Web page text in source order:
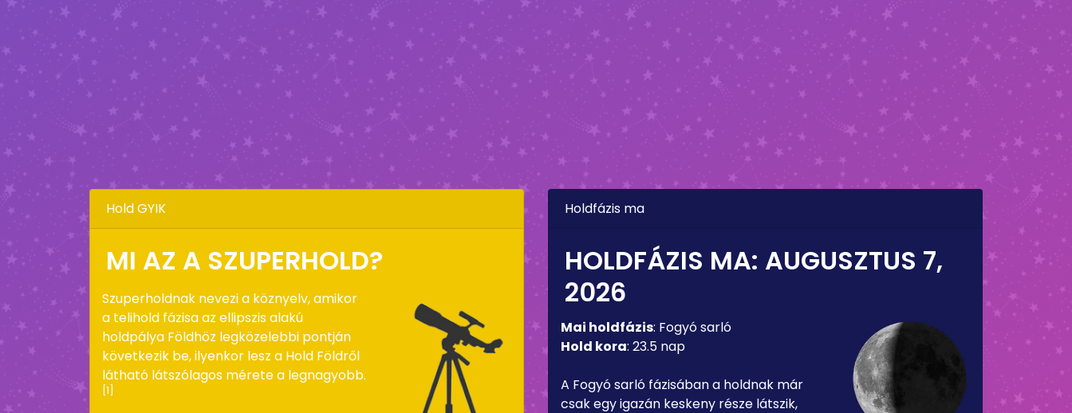
Hold GYIK
MI AZ A SZUPERHOLD?
Szuperholdnak nevezi a köznyelv, amikor
a telihold fázisa az ellipszis alakú
holdpálya Földhöz legközelebbi pontján
következik be, ilyenkor lesz a Hold Földről
látható látszólagos mérete a legnagyobb.
[1]
Holdfázis ma
HOLDFÁZIS MA: AUGUSZTUS 7,
2026
Mai holdfázis: Fogyó sarló
Hold kora: 23.5 nap
A Fogyó sarló fázisában a holdnak már
csak egy igazán keskeny része látszik,